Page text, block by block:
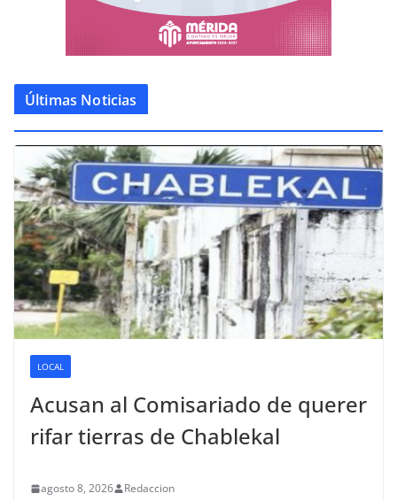
Últimas Noticias
LOCAL
Acusan al Comisariado de querer
rifar tierras de Chablekal
agosto 8, 2026 Redaccion